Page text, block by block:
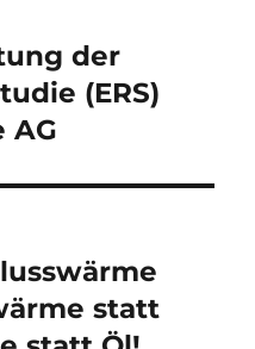
der
(ERS)
AG
statt